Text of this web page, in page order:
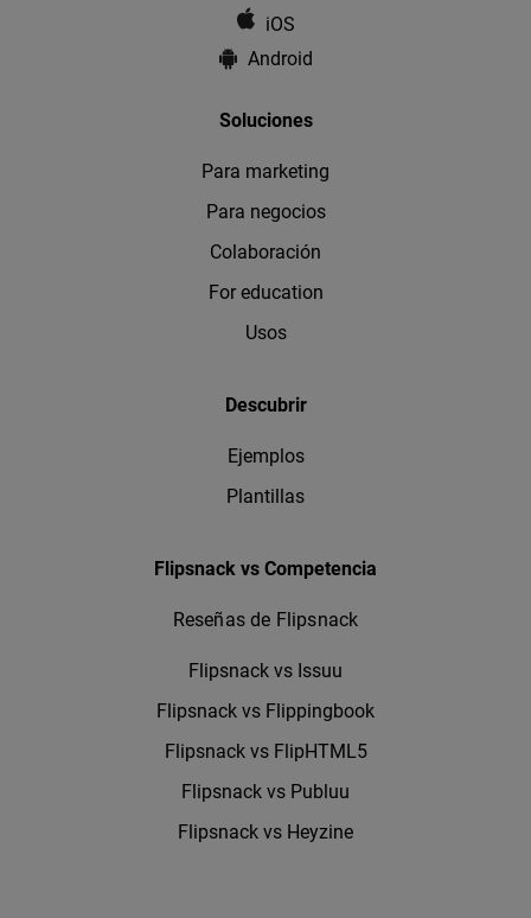
iOS
Android
Soluciones
Para marketing
Para negocios
Colaboración
For education
Usos
Descubrir
Ejemplos
Plantillas
Flipsnack vs Competencia
Reseñas de Flipsnack
Flipsnack vs Issuu
Flipsnack vs Flippingbook
Flipsnack vs FlipHTML5
Flipsnack vs Publuu
Flipsnack vs Heyzine